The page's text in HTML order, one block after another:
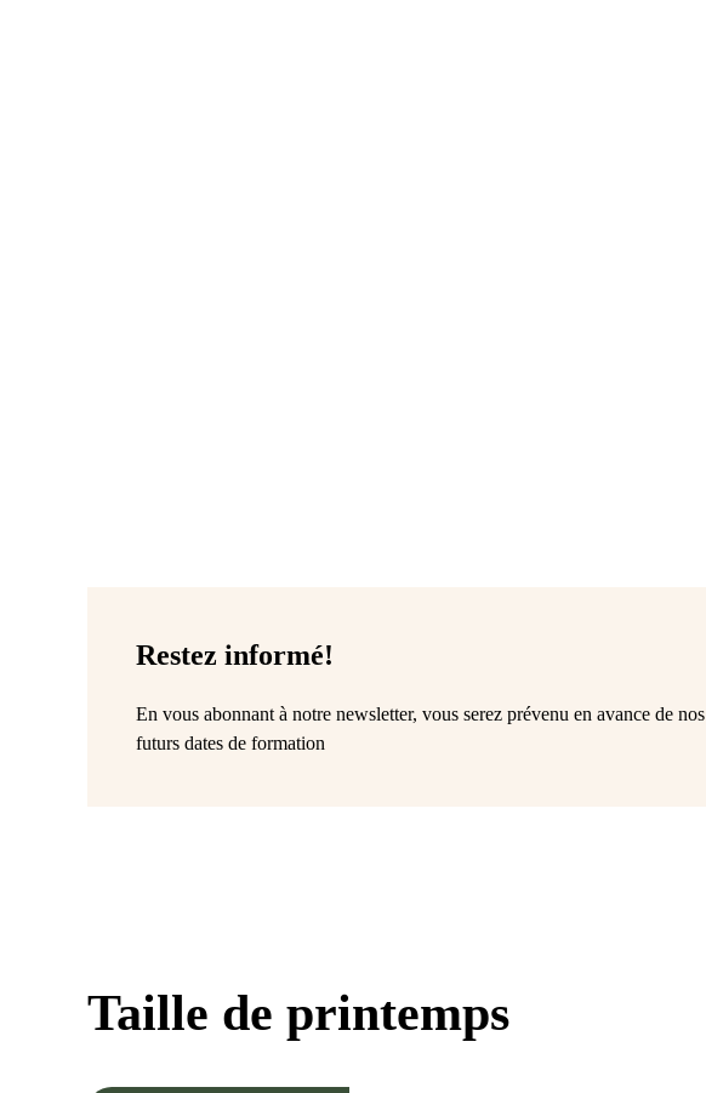
Restez informé!
En vous abonnant à notre newsletter, vous serez prévenu en avance de nos
futurs dates de formation
Taille de printemps